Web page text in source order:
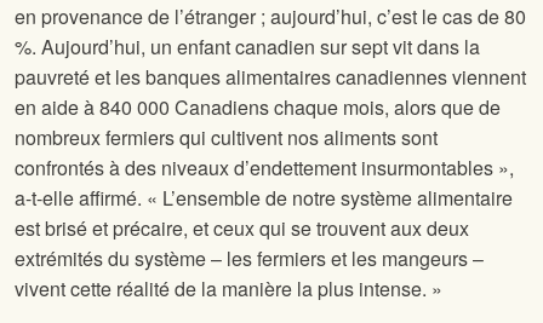
en provenance de l’étranger ; aujourd’hui, c’est le cas de 80
%. Aujourd’hui, un enfant canadien sur sept vit dans la
pauvreté et les banques alimentaires canadiennes viennent
en aide à 840 000 Canadiens chaque mois, alors que de
nombreux fermiers qui cultivent nos aliments sont
confrontés à des niveaux d’endettement insurmontables »,
a-t-elle affirmé. « L’ensemble de notre système alimentaire
est brisé et précaire, et ceux qui se trouvent aux deux
extrémités du système – les fermiers et les mangeurs –
vivent cette réalité de la manière la plus intense. »